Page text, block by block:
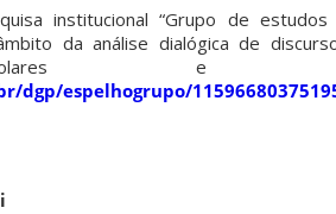
institucional “Grupo de estudos
da análise dialógica de
e
dgp/espelhogrupo/